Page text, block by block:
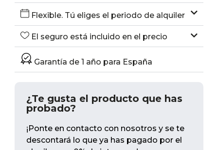
Flexible. Tú eliges el periodo de alquiler
El seguro está incluido en el precio
Garantía de 1 año para España
¿Te gusta el producto que has
probado?
¡Ponte en contacto con nosotros y se te
descontará lo que ya has pagado por el